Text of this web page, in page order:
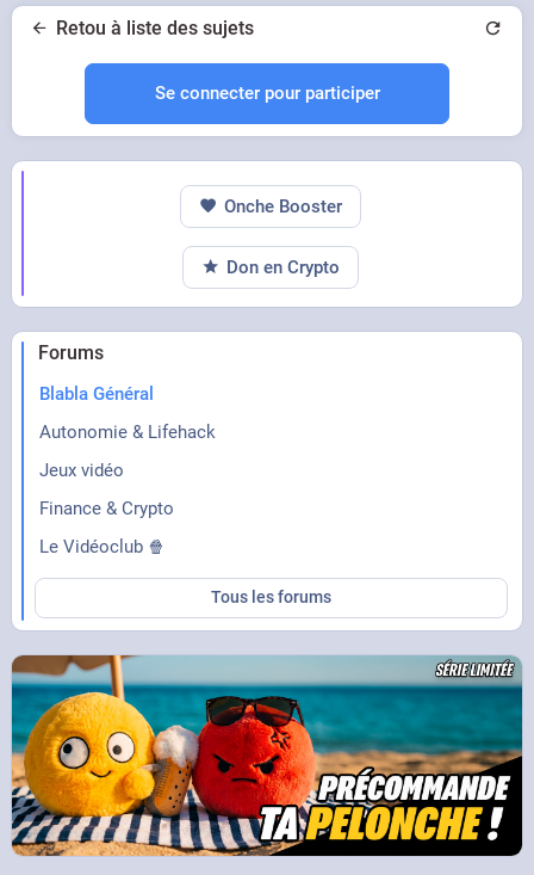
Retou à liste des sujets
Se connecter pour participer
Forums
Blabla Général
Autonomie & Lifehack
Jeux vidéo
Finance & Crypto
Le Vidéoclub 🍿
Tous les forums
Onche Booster
Don en Crypto